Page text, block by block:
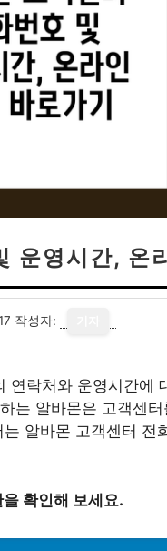
운영시간, 온
작성자:
락처와 운영시간에
는 알바몬은 고객센
알바몬 고객센터 전
확인해 보세요.